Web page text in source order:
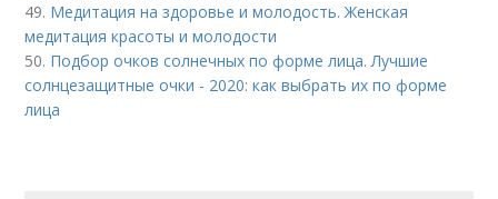
49. Медитация на здоровье и молодость. Женская
медитация красоты и молодости
50. Подбор очков солнечных по форме лица. Лучшие
солнцезащитные очки - 2020: как выбрать их по форме
лица